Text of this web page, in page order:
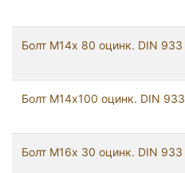
Болт М14х 80 оцинк. DIN 933
Болт М14х100 оцинк. DIN 933
Болт М16х 30 оцинк. DIN 933